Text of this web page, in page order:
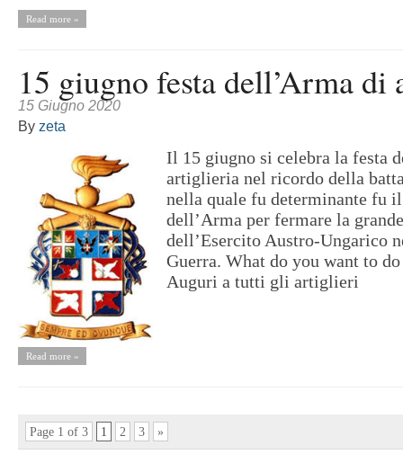
Read more »
15 giugno festa dell’Arma
15 Giugno 2020
By zeta
Il 15 giugno si celebra la festa
artiglieria nel ricordo della
nella quale fu determinante fu
dell’Arma per fermare la
dell’Esercito Austro-Ungarico
Guerra. What do you want to
Auguri a tutti gli artiglieri
Read more »
Page 1 of 3 1 2 3 »